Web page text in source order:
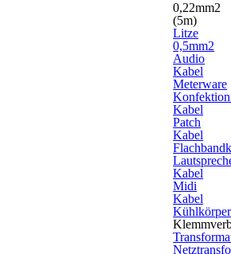
0,22mm2
(5m)
Litze
0,5mm2
Audio
Kabel
Meterware
Kabel
Patch
Kabel
Kabel
Midi
Kabel
Kühlkörper